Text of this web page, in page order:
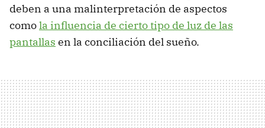
deben a una malinterpretación de aspectos
comola influencia de cierto tipo de luz de las
pantallas en la conciliación del sueño.